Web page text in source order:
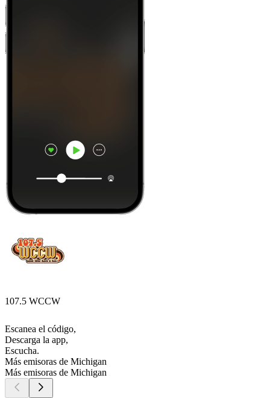
107.5 WCCW
Escanea el código,
Descarga la app,
Escucha.
Más emisoras de Michigan
Más emisoras de Michigan